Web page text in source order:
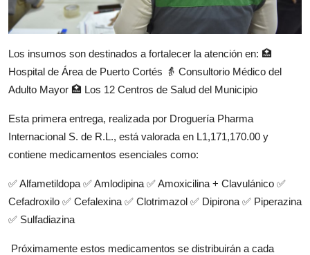
Los insumos son destinados a fortalecer la atención en: 🏥
Hospital de Área de Puerto Cortés 👵 Consultorio Médico del
Adulto Mayor 🏥 Los 12 Centros de Salud del Municipio
Esta primera entrega, realizada por Droguería Pharma
Internacional S. de R.L., está valorada en L1,171,170.00 y
contiene medicamentos esenciales como:
✅ Alfametildopa ✅ Amlodipina ✅ Amoxicilina + Clavulánico ✅
Cefadroxilo ✅ Cefalexina ✅ Clotrimazol ✅ Dipirona ✅ Piperazina
✅ Sulfadiazina
Próximamente estos medicamentos se distribuirán a cada